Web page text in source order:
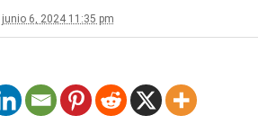
junio 6, 2024 11:35 pm